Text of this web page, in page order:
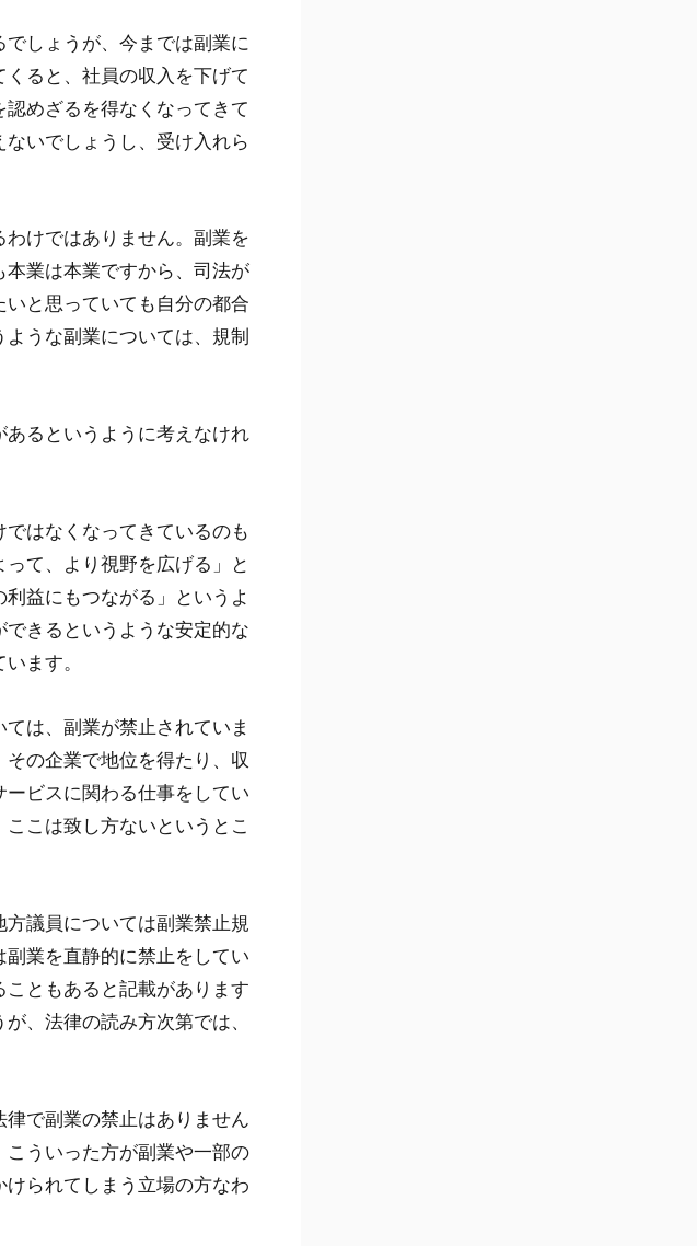
しょうが、今までは副業に
ると、社員の収入を下げて
めざるを得なくなってきて
いでしょうし、受け入れら
けではありません。副業を
業は本業ですから、司法が
と思っていても自分の都合
うな副業については、規制
るというように考えなけれ
はなくなってきているのも
て、より視野を広げる」と
益にもつながる」というよ
きるというような安定的な
ます。
は、副業が禁止されていま
の企業で地位を得たり、収
ビスに関わる仕事をしてい
こは致し方ないというとこ
議員については副業禁止規
業を直静的に禁止をしてい
ともあると記載があります
、法律の読み方次第では、
で副業の禁止はありません
ういった方が副業や一部の
られてしまう立場の方なわ